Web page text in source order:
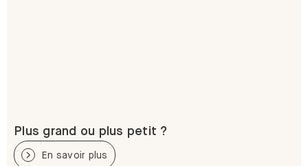
Plus grand ou plus petit ?
En savoir plus